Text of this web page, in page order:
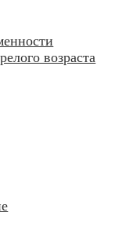
возраста